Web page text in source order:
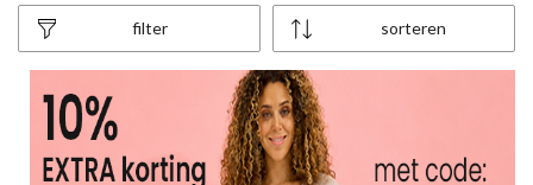
sorteren
filter